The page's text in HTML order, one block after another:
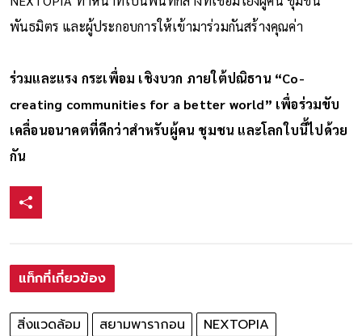
พันธมิตร และผู้ประกอบการให้เข้ามาร่วมกันสร้างคุณค่า
ร่วมและแรง กระเพื่อม เชิงบวก ภายใต้ปณิธาน “Co-
creating communities for a better world” เพื่อร่วมขับ
เคลื่อนอนาคตที่ดีกว่าสำหรับผู้คน ชุมชน และโลกใบนี้ไปด้วย
กัน
แท็กที่เกี่ยวข้อง
สิ่งแวดล้อม สยามพารากอน NEXTOPIA